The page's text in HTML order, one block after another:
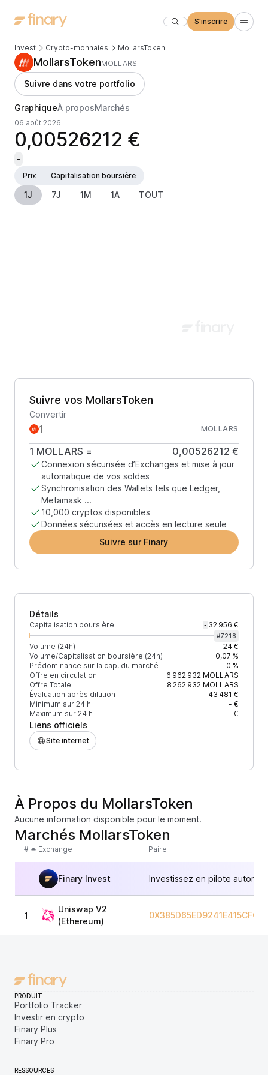
S'inscrire
Invest Crypto-monnaies MollarsToken
MollarsTokenMOLLARS
Suivre dans votre portfolio
GraphiqueÀ proposMarchés
06 août 2026
0,00526212 €
-
Prix
Capitalisation boursière
1J 7J 1M 1A TOUT
Suivre vos MollarsToken
Convertir
MOLLARS
1 MOLLARS = 0,00526212 €
Connexion sécurisée d’Exchanges et mise à jour
automatique de vos soldes
Synchronisation des Wallets tels que Ledger,
Metamask ...
10,000 cryptos disponibles
Données sécurisées et accès en lecture seule
Suivre sur Finary
Détails
Capitalisation boursière - 32 956 €
#7218
Volume (24h)
24 €
Volume/Capitalisation boursière (24h)
0,07 %
Prédominance sur la cap. du marché
0 %
Offre en circulation
6 962 932MOLLARS
Offre Totale
8 262 932MOLLARS
Évaluation après dilution
43 481 €
Minimum sur 24 h
- €
Maximum sur 24 h
- €
Liens officiels
Site internet
À Propos du MollarsToken
Aucune information disponible pour le moment.
Marchés MollarsToken
# Exchange Paire
Finary Invest Investissez en pilote
1
Uniswap V2
(Ethereum)
PRODUIT
Portfolio Tracker
Investir en crypto
Finary Plus
Finary Pro
RESSOURCES